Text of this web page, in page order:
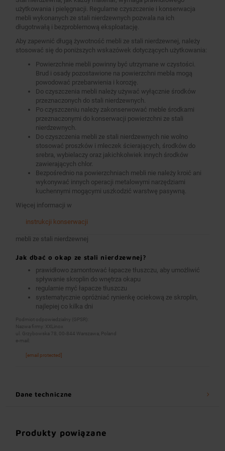
użytkowania i pielęgnacji. Regularne czyszczenie i konserwacja
mebli wykonanych ze stali nierdzewnych pozwala na ich
długotrwałą i bezproblemową eksploatację.
Aby zapewnić długą żywotność mebli ze stali nierdzewnej, należy
stosować się do poniższych wskazówek dotyczących użytkowania:
Powierzchnie mebli powinny być utrzymane w czystości.
Brud i osady pozostawione na powierzchni mebla mogą
powodować przebarwienia i korozję.
Do czyszczenia mebli należy używać wyłącznie środków
przeznaczonych do stali nierdzewnych.
Po czyszczeniu należy zakonserwować meble środkami
przeznaczonymi do konserwacji powierzchni ze stali
nierdzewnych.
Do czyszczenia mebli ze stali nierdzewnych nie wolno
stosować proszków i mleczek ścierających, środków do
srebra, wybielaczy oraz jakichkolwiek innych środków
zawierających chlor.
Bezpośrednio na powierzchniach mebli nie należy kroić ani
wykonywać innych operacji metalowymi narzędziami
kuchennymi mogącymi uszkodzić warstwę pasywną.
Więcej informacji w
instrukcji konserwacji
mebli ze stali nierdzewnej
Jak dbać o okap ze stali nierdzewnej?
prawidłowo zamontować łapacze tłuszczu, aby umożliwić
spływanie skroplin do wnętrza okapu
regularnie myć łapacze tłuszczu
systematycznie opróżniać rynienkę ociekową ze skroplin,
najlepiej co kilka dni
Podmiot odpowiedzialny (GPSR):
Nazwa firmy: XXLinox
ul. Grzybowska 78, 00-844 Warszawa, Poland
e-mail:
[email protected]
Dane techniczne
Produkty powiązane